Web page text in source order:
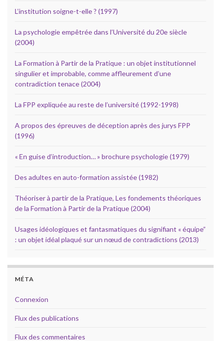
L’institution soigne-t-elle ? (1997)
La psychologie empêtrée dans l’Université du 20e siècle
(2004)
La Formation à Partir de la Pratique : un objet institutionnel
singulier et improbable, comme affleurement d’une
contradiction tenace (2004)
La FPP expliquée au reste de l’université (1992-1998)
A propos des épreuves de déception après des jurys FPP
(1996)
« En guise d’introduction… » brochure psychologie (1979)
Des adultes en auto-formation assistée (1982)
Théoriser à partir de la Pratique, Les fondements théoriques
de la Formation à Partir de la Pratique (2004)
Usages idéologiques et fantasmatiques du signifiant « équipe”
: un objet idéal plaqué sur un nœud de contradictions (2013)
MÉTA
Connexion
Flux des publications
Flux des commentaires